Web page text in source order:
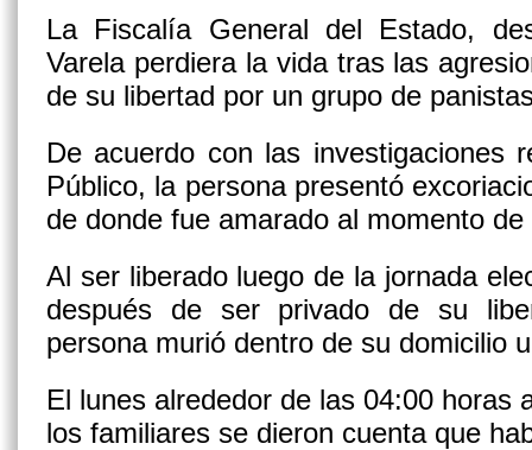
La Fiscalía General del Estado,
Varela perdiera la vida tras las
de su libertad por un grupo de
De acuerdo con las investigaciones
Público, la persona presentó
de donde fue amarado al momento
Al ser liberado luego de la jornada
después de ser privado de su
persona murió dentro de su domicilio
El lunes alrededor de las 04:00 horas
los familiares se dieron cuenta que